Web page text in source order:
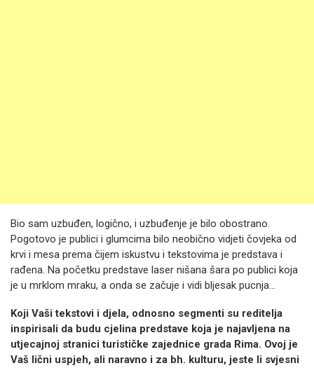
Bio sam uzbuđen, logično, i uzbuđenje je bilo obostrano.
Pogotovo je publici i glumcima bilo neobično vidjeti čovjeka od
krvi i mesa prema čijem iskustvu i tekstovima je predstava i
rađena. Na početku predstave laser nišana šara po publici koja
je u mrklom mraku, a onda se začuje i vidi bljesak pucnja…
Koji Vaši tekstovi i djela, odnosno segmenti su reditelja
inspirisali da budu cjelina predstave koja je najavljena na
utjecajnoj stranici turističke zajednice grada Rima. Ovoj je
Vaš lični uspjeh, ali naravno i za bh. kulturu, jeste li svjesni